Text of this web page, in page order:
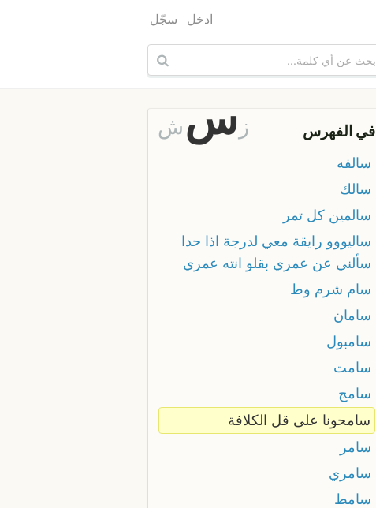
ادخل سجّل
في الفهرس ز سش
سالفه
سالك
سالمين كل تمر
ساليووو رايقة معي لدرجة اذا حدا
سألني عن عمري بقلو انته عمري
سام شرم وط
سامان
سامبول
سامت
سامج
سامحونا على قل الكلافة
سامر
سامري
سامط